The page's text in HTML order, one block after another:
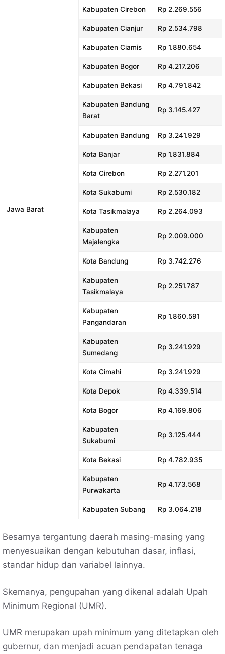
Jawa Barat
Kabupaten Cirebon Rp 2.269.556
Kabupaten Cianjur Rp 2.534.798
Kabupaten Ciamis Rp 1.880.654
Kabupaten Bogor Rp 4.217.206
Kabupaten Bekasi Rp 4.791.842
Kabupaten Bandung
Barat
Rp 3.145.427
Kabupaten Bandung Rp 3.241.929
Kota Banjar Rp 1.831.884
Kota Cirebon Rp 2.271.201
Kota Sukabumi Rp 2.530.182
Kota Tasikmalaya Rp 2.264.093
Kabupaten
Majalengka
Rp 2.009.000
Kota Bandung Rp 3.742.276
Kabupaten
Tasikmalaya
Rp 2.251.787
Kabupaten
Pangandaran
Rp 1.860.591
Kabupaten
Sumedang
Rp 3.241.929
Kota Cimahi Rp 3.241.929
Kota Depok Rp 4.339.514
Kota Bogor Rp 4.169.806
Kabupaten
Sukabumi
Rp 3.125.444
Kota Bekasi Rp 4.782.935
Kabupaten
Purwakarta
Rp 4.173.568
Kabupaten Subang Rp 3.064.218
Besarnya tergantung daerah masing-masing yang
menyesuaikan dengan kebutuhan dasar, inflasi,
standar hidup dan variabel lainnya.
Skemanya, pengupahan yang dikenal adalah Upah
Minimum Regional (UMR).
UMR merupakan upah minimum yang ditetapkan oleh
gubernur, dan menjadi acuan pendapatan tenaga